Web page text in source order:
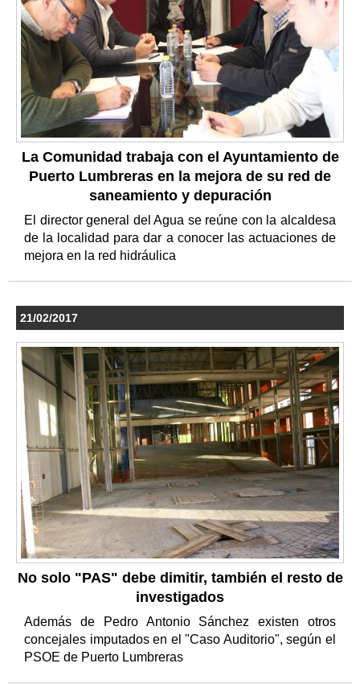
La Comunidad trabaja con el Ayuntamiento de
Puerto Lumbreras en la mejora de su red de
saneamiento y depuración
El director general del Agua se reúne con la alcaldesa
de la localidad para dar a conocer las actuaciones de
mejora en la red hidráulica
21/02/2017
No solo "PAS" debe dimitir, también el resto de
investigados
Además de Pedro Antonio Sánchez existen otros
concejales imputados en el "Caso Auditorio", según el
PSOE de Puerto Lumbreras